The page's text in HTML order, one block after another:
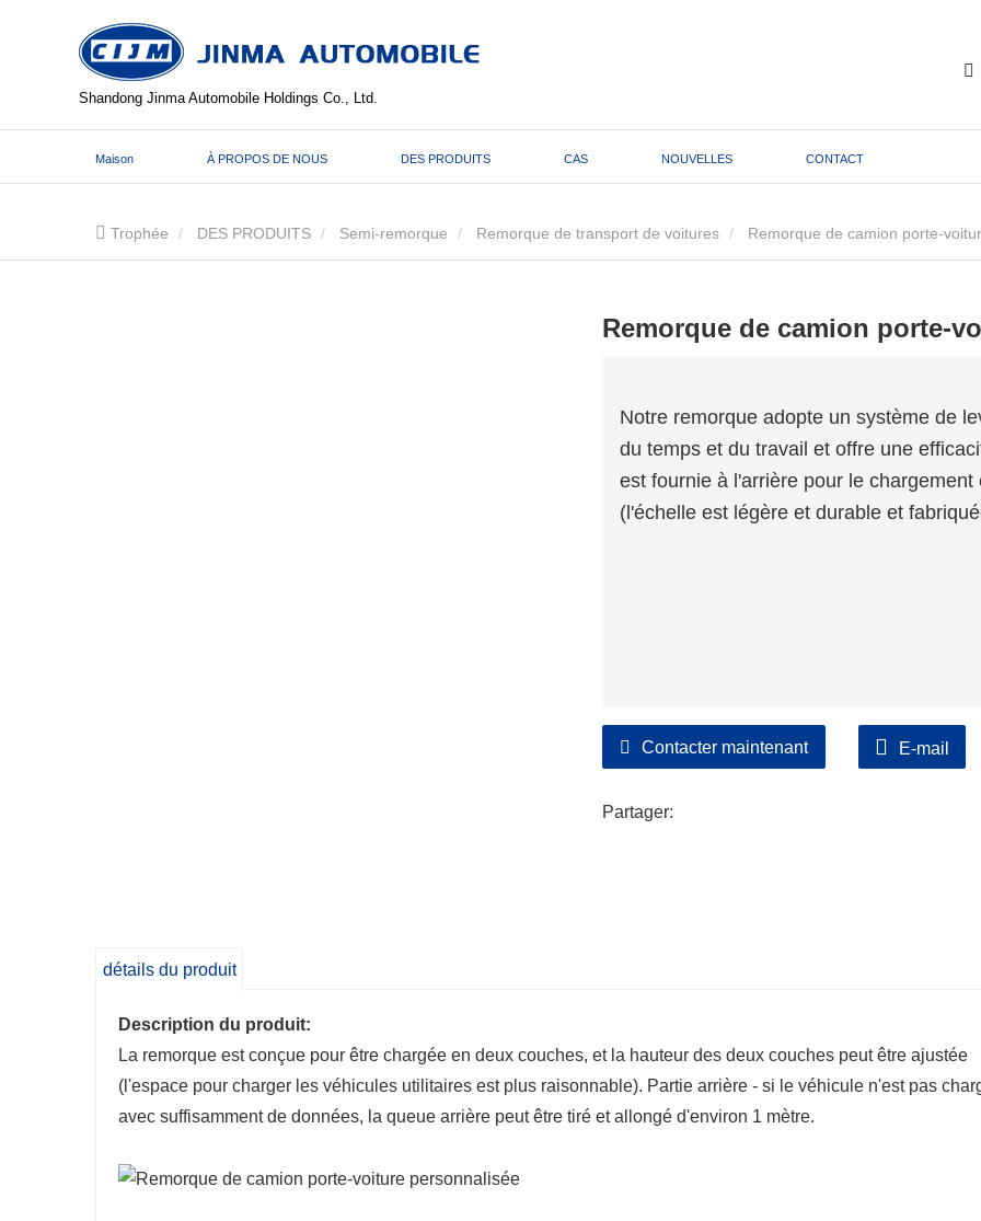
Shandong Jinma Automobile Holdings Co., Ltd.
Maison À PROPOS DE NOUS DES PRODUITS CAS NOUVELLES CONTACT
Trophée DES PRODUITS Semi-remorque Remorque de transport de voitures Remorque de camion porte-
Remorque de camion porte-
Notre remorque adopte un système de
du temps et du travail et offre une
est fournie à l'arrière pour le
(l'échelle est légère et durable et
Contacter maintenant E-mail
Partager:
détails du produit
Description du produit:
La remorque est conçue pour être chargée en deux couches, et la hauteur des deux couches peut être ajustée
(l'espace pour charger les véhicules utilitaires est plus raisonnable). Partie arrière - si le véhicule n'est pas
avec suffisamment de données, la queue arrière peut être tiré et allongé d'environ 1 mètre.